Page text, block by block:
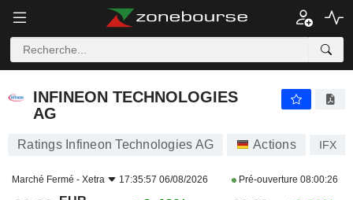
INFINEON TECHNOLOGIES AG
INFINEON TECHNOLOGIES
AG
Ratings Infineon Technologies AG Actions IFX
Marché Fermé - Xetra 17:35:57 06/08/2026 Pré-ouverture 08:00:26